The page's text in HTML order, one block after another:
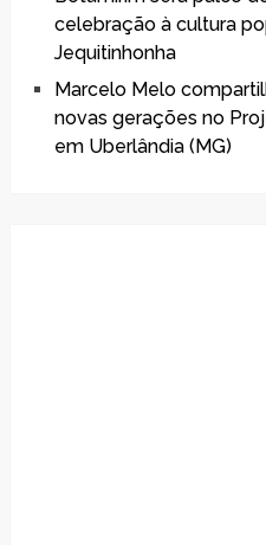
celebração à cultura
Jequitinhonha
Marcelo Melo
novas gerações no
em Uberlândia (MG)